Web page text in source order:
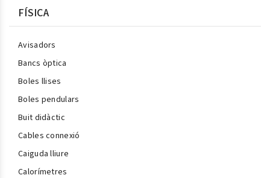
FÍSICA
Avisadors
Bancs òptica
Boles llises
Boles pendulars
Buit didàctic
Cables connexió
Caiguda lliure
Calorímetres